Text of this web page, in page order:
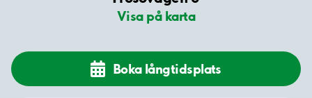
Visa på karta
Boka långtidsplats